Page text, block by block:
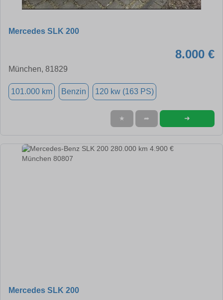
Mercedes SLK 200
8.000 €
München, 81829
101.000 km Benzin 120 kw (163 PS)
★ ➦ ➜
Mercedes SLK 200